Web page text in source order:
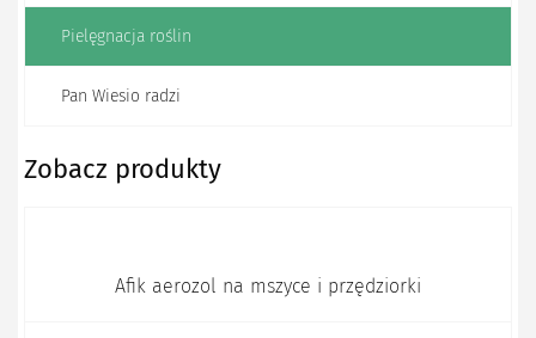
Pielęgnacja roślin
Pan Wiesio radzi
Zobacz produkty
Afik aerozol na mszyce i przędziorki